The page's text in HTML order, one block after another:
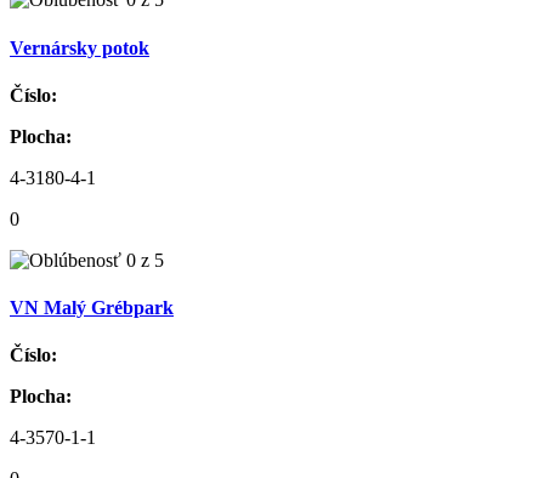
Vernársky potok
Číslo:
Plocha:
4-3180-4-1
0
VN Malý Grébpark
Číslo:
Plocha:
4-3570-1-1